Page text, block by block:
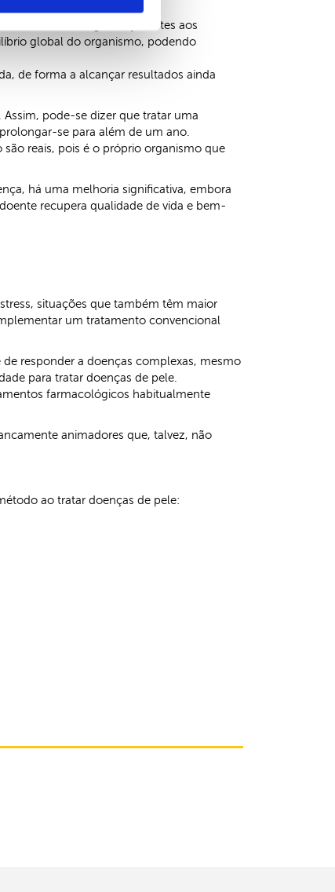
e não apenas a doença.
vazios de energia subjacentes aos
global do organismo, podendo
de forma a alcançar resultados ainda
pode-se dizer que tratar uma
se para além de um ano.
reais, pois é o próprio organismo que
há uma melhoria significativa, embora
recupera qualidade de vida e bem-
situações que também têm maior
um tratamento convencional
responder a doenças complexas, mesmo
para tratar doenças de pele.
farmacológicos habitualmente
animadores que, talvez, não
ao tratar doenças de pele: